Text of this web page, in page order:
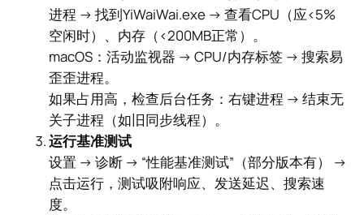
进程 → 找到YiWaiWai.exe → 查看CPU（应<5%
空闲时）、内存（<200MB正常）。
macOS：活动监视器 → CPU/内存标签 → 搜索易
歪歪进程。
如果占用高，检查后台任务：右键进程 → 结束无
关子进程（如旧同步线程）。
运行基准测试
设置 → 诊断 → “性能基准测试”（部分版本有） →
点击运行，测试吸附响应、发送延迟、搜索速
度。